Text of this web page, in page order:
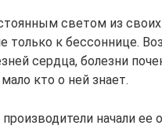
светом из
только к бессоннице.
сердца, болезни
кто о ней знает.
начали